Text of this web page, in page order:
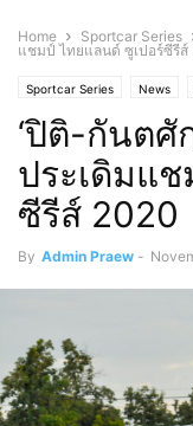
Home Sportcar Series
แชมป์ ไทยแลนด์ ซูเปอร์ซีรีส์
Sportcar Series News
‘ปิติ-กันตศั
ประเดิมแ
ซีรีส์ 2020
By Admin Praew -